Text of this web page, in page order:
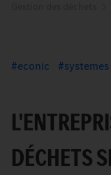
econic
DÉCHETS